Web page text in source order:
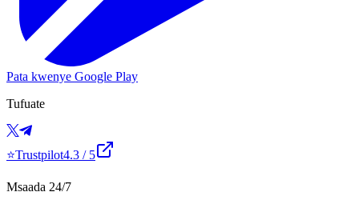
Pata kwenye Google Play
Tufuate
⭐Trustpilot4.3 / 5
Msaada 24/7